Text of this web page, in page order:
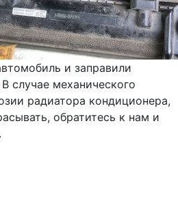
и заправили
случае механического
радиатора кондиционера,
обратитесь к нам и